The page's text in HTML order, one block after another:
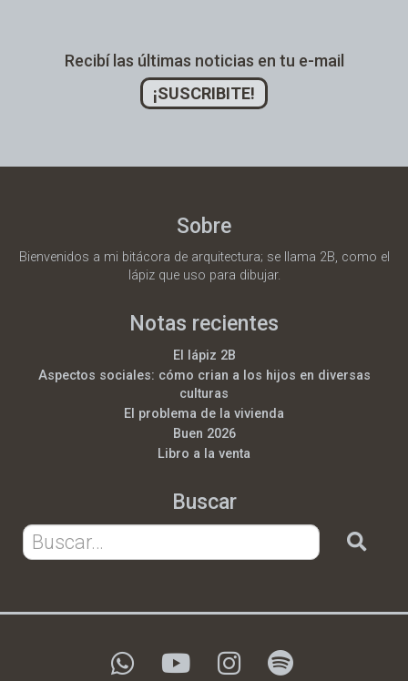
Recibí las últimas noticias en tu e-mail
¡SUSCRIBITE!
Sobre
Bienvenidos a mi bitácora de arquitectura; se llama 2B, como el
lápiz que uso para dibujar.
Notas recientes
El lápiz 2B
Aspectos sociales: cómo crian a los hijos en diversas
culturas
El problema de la vivienda
Buen 2026
Libro a la venta
Buscar